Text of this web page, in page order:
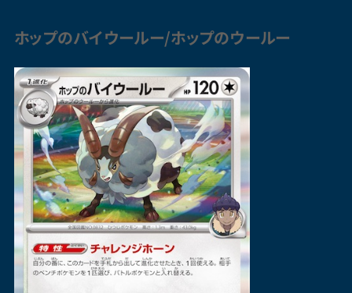
ホップのバイウールー/ホップのウールー